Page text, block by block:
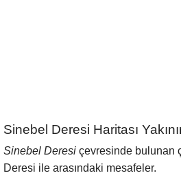
Sinebel Deresi Haritası
Sinebel Deresi çevresinde bulunan
Deresi ile arasındaki mesafeler.